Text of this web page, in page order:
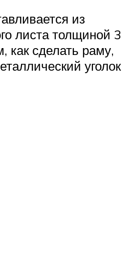
из
листа толщиной 3
как сделать раму,
уголок